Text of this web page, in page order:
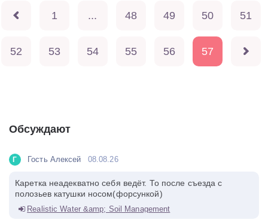
1 ... 48 49 50 51
52 53 54 55 56 57
Обсуждают
Г Гость Алексей 08.08.26
Каретка неадекватно себя ведёт. То после съезда с
полозьев катушки носом(форсункой)
Realistic Water &amp; Soil Management